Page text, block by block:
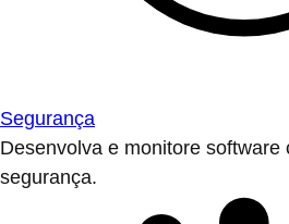
Segurança
Desenvolva e monitore software
segurança.